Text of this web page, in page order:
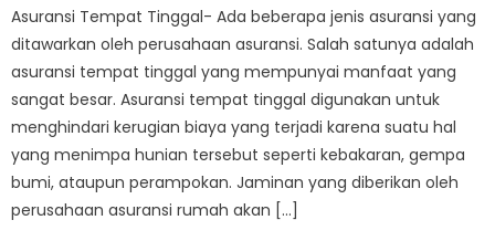
Asuransi Tempat Tinggal- Ada beberapa jenis asuransi yang
ditawarkan oleh perusahaan asuransi. Salah satunya adalah
asuransi tempat tinggal yang mempunyai manfaat yang
sangat besar. Asuransi tempat tinggal digunakan untuk
menghindari kerugian biaya yang terjadi karena suatu hal
yang menimpa hunian tersebut seperti kebakaran, gempa
bumi, ataupun perampokan. Jaminan yang diberikan oleh
perusahaan asuransi rumah akan […]